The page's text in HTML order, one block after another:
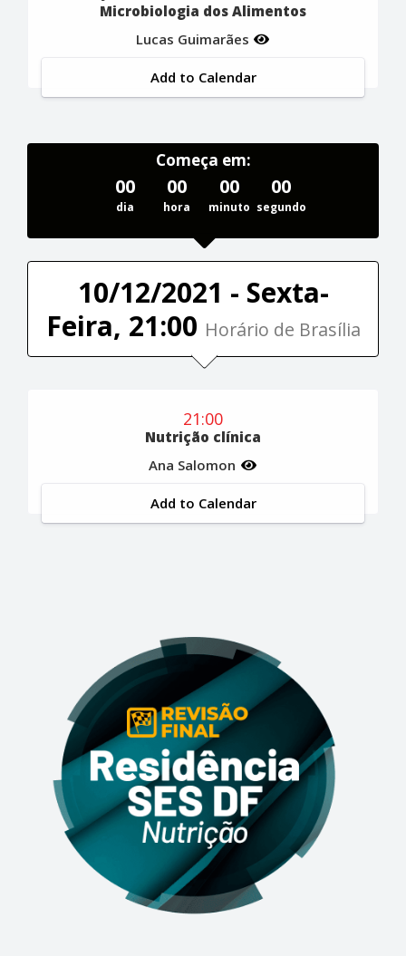
Microbiologia dos Alimentos
Lucas Guimarães
Add to Calendar
Começa em:
00
dia
00
hora
00
minuto
00
segundo
10/12/2021 - Sexta-
Feira, 21:00 Horário de Brasília
21:00
Nutrição clínica
Ana Salomon
Add to Calendar